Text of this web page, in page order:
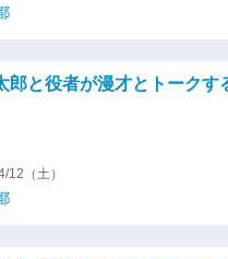
郎と役者が漫才とトークす
12（土）